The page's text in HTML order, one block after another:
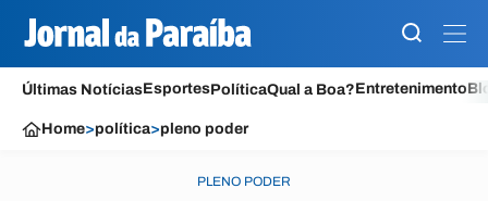
Últimas NotíciasEsportesPolíticaQual a Boa?Entretenimento
Home>política>pleno poder
PLENO PODER